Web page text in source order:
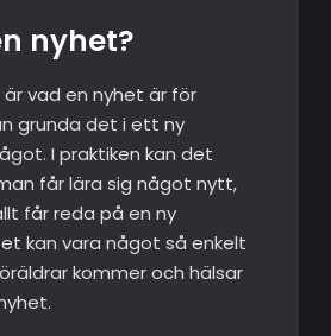
nyhet?
är vad en nyhet är för
grunda det i ett ny
I praktiken kan det
får lära sig något nytt,
får reda på en ny
kan vara något så enkelt
kommer och hälsar